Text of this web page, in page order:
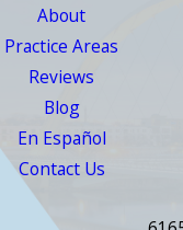
About
Practice Areas
Reviews
Blog
En Español
Contact Us